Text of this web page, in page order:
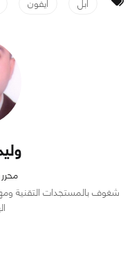
ابل ايفون
شغوف بالمستجدات التقنية